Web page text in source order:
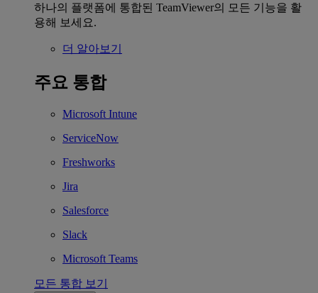
하나의 플랫폼에 통합된 TeamViewer의 모든 기능을 활
용해 보세요.
더 알아보기
주요 통합
Microsoft Intune
ServiceNow
Freshworks
Jira
Salesforce
Slack
Microsoft Teams
모든 통합 보기